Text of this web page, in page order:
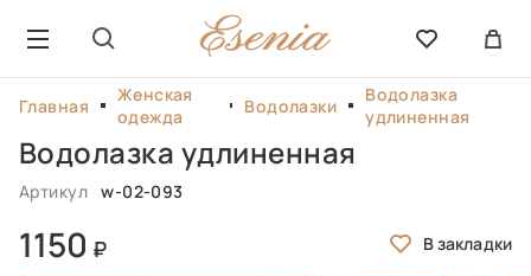
Главная
Женская
одежда
Водолазки
Водолазка
удлиненная
Водолазка удлиненная
Артикул w-02-093
1150